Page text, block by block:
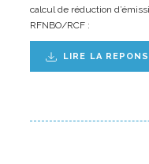
calcul de réduction
RFNBO/RCF :
LIRE LA